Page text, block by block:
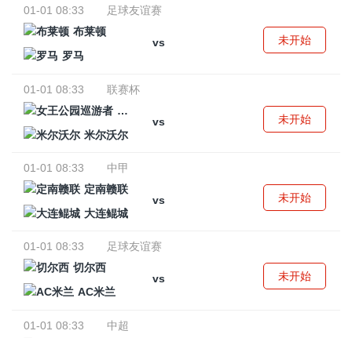
01-01 08:33
足球友谊赛
布莱顿
vs
罗马
未开始
01-01 08:33
联赛杯
女王公园巡游者
vs
米尔沃尔
未开始
01-01 08:33
中甲
定南赣联
vs
大连鲲城
未开始
01-01 08:33
足球友谊赛
切尔西
vs
AC米兰
未开始
01-01 08:33
中超